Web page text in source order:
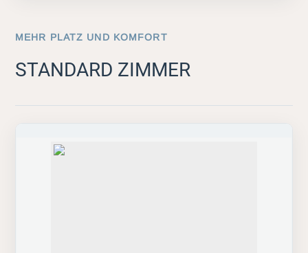
MEHR PLATZ UND KOMFORT
STANDARD ZIMMER